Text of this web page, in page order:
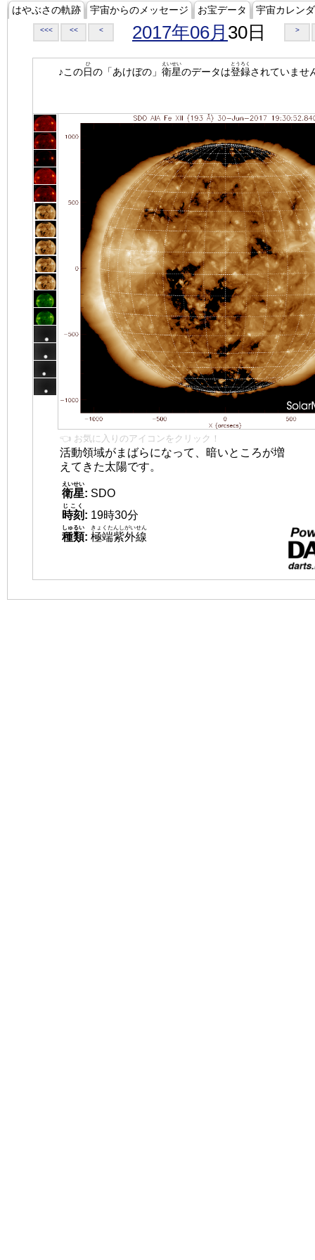
はやぶさの軌跡 宇宙からのメッセージ お宝データ 宇宙カレン
<<< << < 2017年06月 30日 >
♪この日
ひ
の「あけぼの」 衛星
えいせい
のデータは登録
とうろく
されていませ
👈 お気に入りのアイコンをクリック！
活動領域がまばらになって、暗いところが増
えてきた太陽です。
衛星
えいせい
: SDO
時刻
じこく
: 19時30分
種類
しゅるい
: 極端紫外線
きょくたんしがいせん